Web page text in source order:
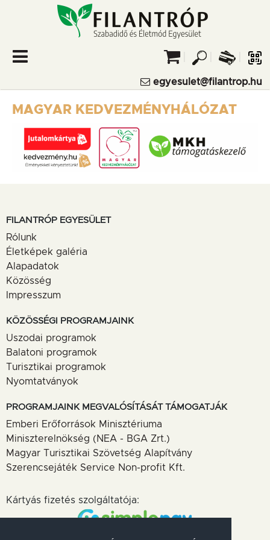
SAJÁT FIÓK
ÜZLETI FIÓK
egyesulet@filantrop.hu
MAGYAR KEDVEZMÉNYHÁLÓZAT
FILANTRÓP EGYESÜLET
Rólunk
Életképek galéria
Alapadatok
Közösség
Impresszum
KÖZÖSSÉGI PROGRAMJAINK
Uszodai programok
Balatoni programok
Turisztikai programok
Nyomtatványok
PROGRAMJAINK MEGVALÓSÍTÁSÁT TÁMOGATJÁK
Emberi Erőforrások Minisztériuma
Miniszterelnökség (NEA - BGA Zrt.)
Magyar Turisztikai Szövetség Alapítvány
Szerencsejáték Service Non-profit Kft.
Kártyás fizetés szolgáltatója: